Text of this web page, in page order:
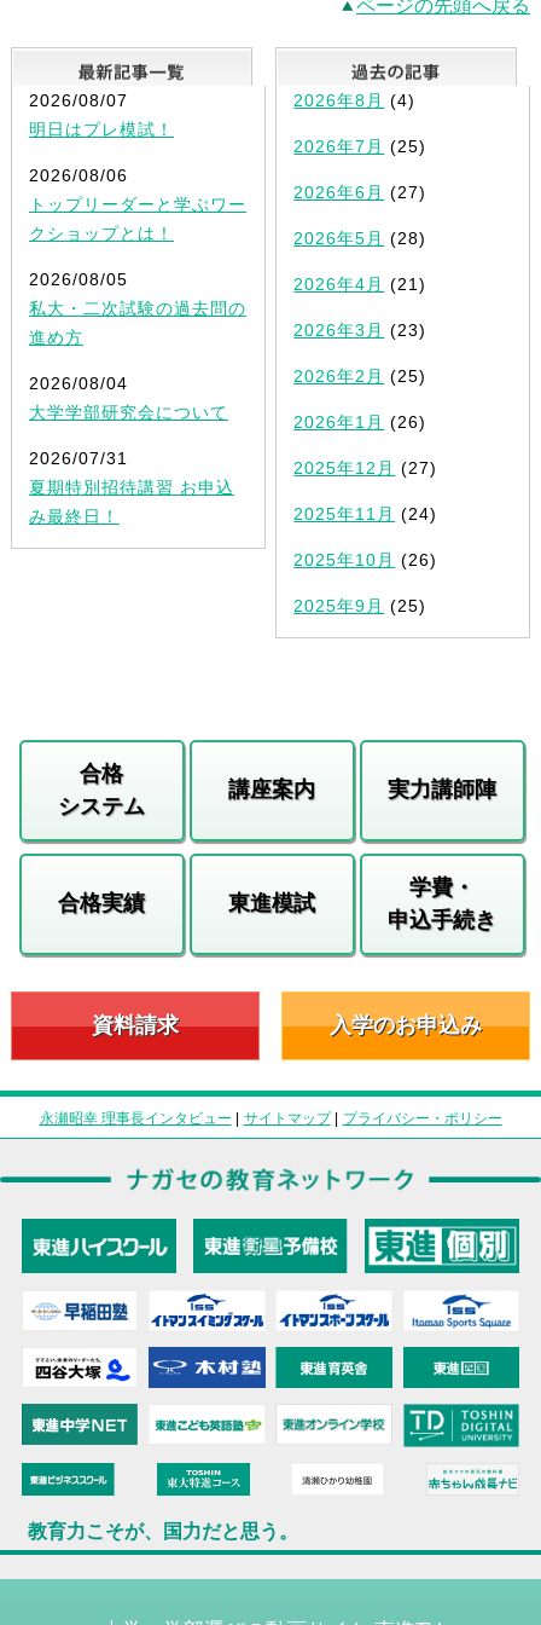
ページの先頭へ戻る
最新記事一覧
2026/08/07
明日はプレ模試！
2026/08/06
トップリーダーと学ぶワー
クショップとは！
2026/08/05
私大・二次試験の過去問の
進め方
2026/08/04
大学学部研究会について
2026/07/31
夏期特別招待講習 お申込
み最終日！
2026年8月 (4)
2026年7月 (25)
2026年6月 (27)
2026年5月 (28)
2026年4月 (21)
2026年3月 (23)
2026年2月 (25)
2026年1月 (26)
2025年12月 (27)
2025年11月 (24)
2025年10月 (26)
2025年9月 (25)
合格
システム
講座案内 実力講師陣
合格実績 東進模試
学費・
申込手続き
資料請求 入学のお申込み
永瀬昭幸 理事長インタビュー | サイトマップ| プライバシー・ポリシー
教育力こそが、国力だと思う。